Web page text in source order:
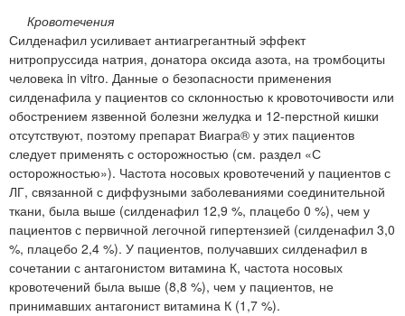
Кровотечения
Силденафил усиливает антиагрегантный эффект
нитропруссида натрия, донатора оксида азота, на тромбоциты
человека in vitro. Данные о безопасности применения
силденафила у пациентов со склонностью к кровоточивости или
обострением язвенной болезни желудка и 12-перстной кишки
отсутствуют, поэтому препарат Виагра® у этих пациентов
следует применять с осторожностью (см. раздел «С
осторожностью»). Частота носовых кровотечений у пациентов с
ЛГ, связанной с диффузными заболеваниями соединительной
ткани, была выше (силденафил 12,9 %, плацебо 0 %), чем у
пациентов с первичной легочной гипертензией (силденафил 3,0
%, плацебо 2,4 %). У пациентов, получавших силденафил в
сочетании с антагонистом витамина К, частота носовых
кровотечений была выше (8,8 %), чем у пациентов, не
принимавших антагонист витамина К (1,7 %).